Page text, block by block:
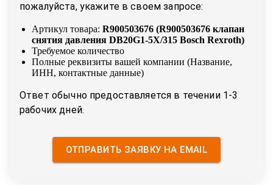
пожалуйста, укажите в своем запросе:
Артикул товара: R900503676 (R900503676 клапан
снятия давления DB20G1-5X/315 Bosch Rexroth)
Требуемое количество
Полные реквизиты вашей компании (Название,
ИНН, контактные данные)
Ответ обычно предоставляется в течении 1-3
рабочих дней.
ОТПРАВИТЬ ЗАЯВКУ НА EMAIL